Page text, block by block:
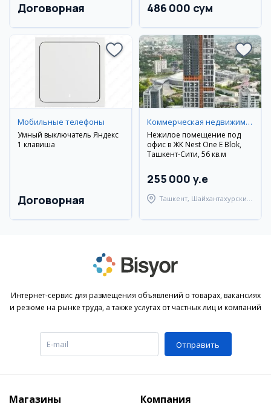
Договорная 486 000 сум
Мобильные телефоны
Умный выключатель Яндекс
1 клавиша
Договорная
Коммерческая недвижимость
Нежилое помещение под
офис в ЖК Nest One E Blok,
Ташкент-Сити, 56 кв.м
255 000 y.e
Ташкент, Шайхантахурский
Интернет-сервис для размещения объявлений о товарах, вакансиях
и резюме на рынке труда, а также услугах от частных лиц и компаний
Отправить
Магазины Компания